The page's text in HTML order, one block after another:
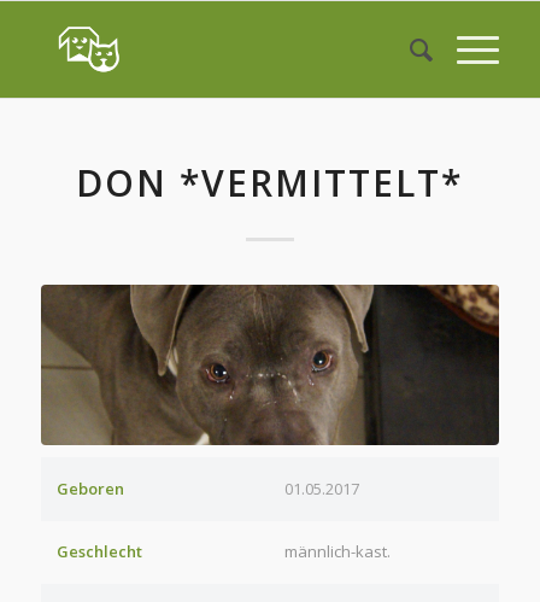
DON *VERMITTELT*
Geboren 01.05.2017
Geschlecht männlich-kast.